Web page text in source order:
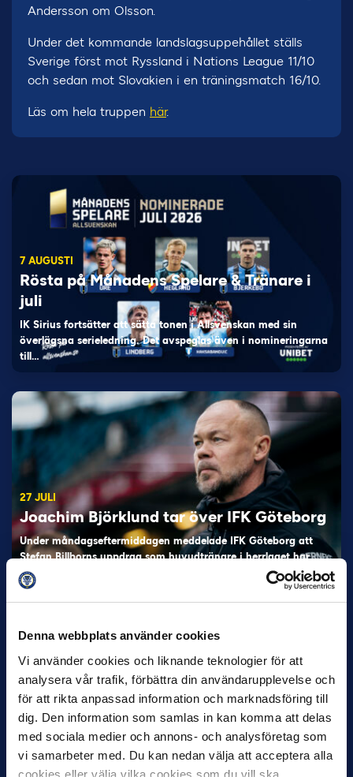
Denna webbplats använder cookies
Vi använder cookies och liknande teknologier för att
analysera vår trafik, förbättra din användarupplevelse och
för att rikta anpassad information och marknadsföring till
dig. Den information som samlas in kan komma att delas
med sociala medier och annons- och analysföretag som
vi samarbeter med. Du kan nedan välja att acceptera alla
cookies eller välja vilka cookies som du vill ska
Andersson om Olsson.
Under det kommande landslagsuppehållet ställs
Sverige först mot Ryssland i Nations League 11/10
och sedan mot Slovakien i en träningsmatch 16/10.
Läs om hela truppen här.
7 AUGUSTI
Rösta på Månadens Spelare & Tränare i
juli
IK Sirius fortsätter att sätta tonen i Allsvenskan med sin
överlägsna serieledning. Det avspeglas även i nomineringarna
till…
27 JULI
Joachim Björklund tar över IFK Göteborg
Under måndagseftermiddagen meddelade IFK Göteborg att
Stefan Billborns uppdrag som huvudtränare i herrlaget har
avslutats.…
Helstrup ny tränare i Malmö FF